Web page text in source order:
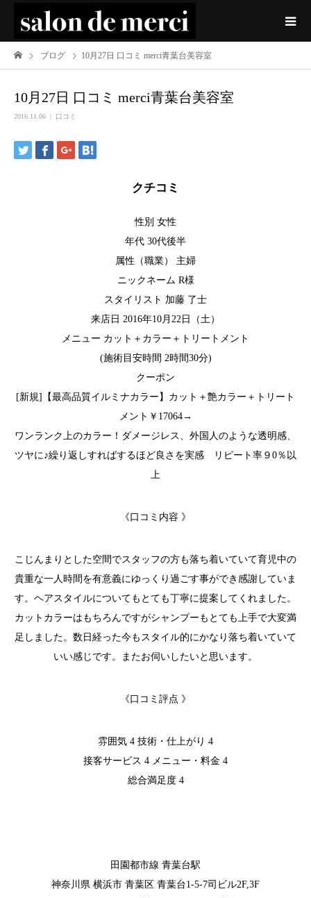
ブログ 10月27日 口コミ merci青葉台美容室
10月27日 口コミ merci青葉台美容室
2016.11.06 口コミ
クチコミ
性別 女性
年代 30代後半
属性（職業） 主婦
ニックネーム R様
スタイリスト 加藤 了士
来店日 2016年10月22日（土）
メニュー カット＋カラー＋トリートメント
(施術目安時間 2時間30分)
クーポン
[新規]【最高品質イルミナカラー】カット＋艶カラー＋トリート
メント￥17064→
ワンランク上のカラー！ダメージレス、外国人のような透明感、
ツヤに♪繰り返しすればするほど良さを実感 リピート率９0％以
上
《口コミ内容 》
こじんまりとした空間でスタッフの方も落ち着いていて育児中の
貴重な一人時間を有意義にゆっくり過ごす事ができ感謝していま
す。ヘアスタイルについてもとても丁寧に提案してくれました。
カットカラーはもちろんですがシャンプーもとても上手で大変満
足しました。数日経った今もスタイル的にかなり落ち着いていて
いい感じです。またお伺いしたいと思います。
《口コミ評点 》
雰囲気 4 技術・仕上がり 4
接客サービス 4 メニュー・料金 4
総合満足度 4
田園都市線 青葉台駅
神奈川県 横浜市 青葉区 青葉台1-5-7司ビル2F,3F